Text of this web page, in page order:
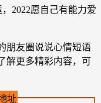
2022愿自己有能力爱
朋友圈说说心情短语
解更多精彩内容，可
址